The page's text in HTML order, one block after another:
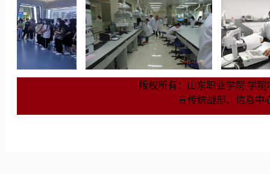
版权所有：山东职业学院 学院
宣传统战部、信息